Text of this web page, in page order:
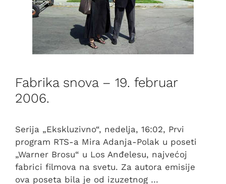
Fabrika snova – 19. februar
2006.
Serija „Ekskluzivno“, nedelja, 16:02, Prvi
program RTS-a Mira Adanja-Polak u poseti
„Warner Brosu“ u Los Anđelesu, najvećoj
fabrici filmova na svetu. Za autora emisije
ova poseta bila je od izuzetnog …